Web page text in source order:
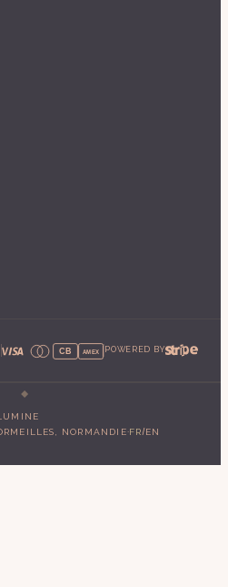
CB AMEX POWERED BY
NORMANDIE·FR/EN